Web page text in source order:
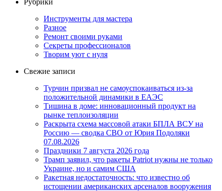
Инструменты для мастера
Разное
Ремонт своими руками
Секреты профессионалов
Творим уют с нуля
Свежие записи
Турчин призвал не самоуспокаиваться из-за
положительной динамики в ЕАЭС
Тишина в доме: инновационный продукт на
рынке теплоизоляции
Раскрыта схема массовой атаки БПЛА ВСУ на
Россию — сводка СВО от Юрия Подоляки
07.08.2026
Праздники 7 августа 2026 года
Трамп заявил, что ракеты Patriot нужны не только
Украине, но и самим США
Ракетная недостаточность: что известно об
истощении американских арсеналов вооружения